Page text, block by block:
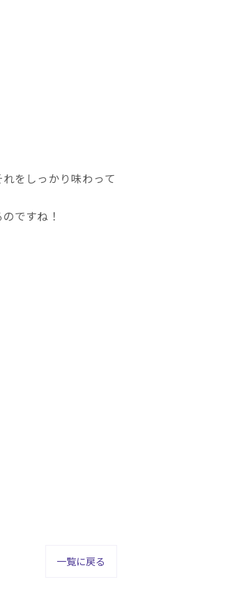
をしっかり味わって
ですね！
一覧に戻る